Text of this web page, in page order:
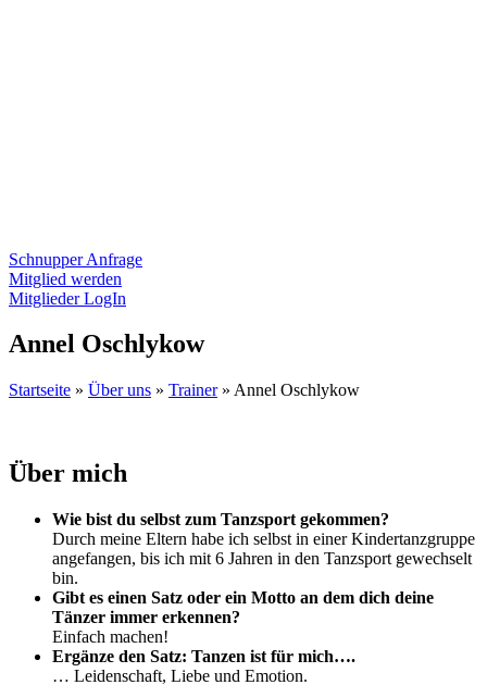
Schnupper Anfrage
Mitglied werden
Mitglieder LogIn
Annel Oschlykow
Startseite » Über uns » Trainer» Annel Oschlykow
Über mich
Wie bist du selbst zum Tanzsport gekommen?
Durch meine Eltern habe ich selbst in einer Kindertanzgruppe
angefangen, bis ich mit 6 Jahren in den Tanzsport gewechselt
bin.
Gibt es einen Satz oder ein Motto an dem dich deine
Tänzer immer erkennen?
Einfach machen!
Ergänze den Satz: Tanzen ist für mich….
… Leidenschaft, Liebe und Emotion.